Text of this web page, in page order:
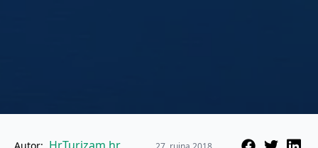
Autor: HrTurizam.hr